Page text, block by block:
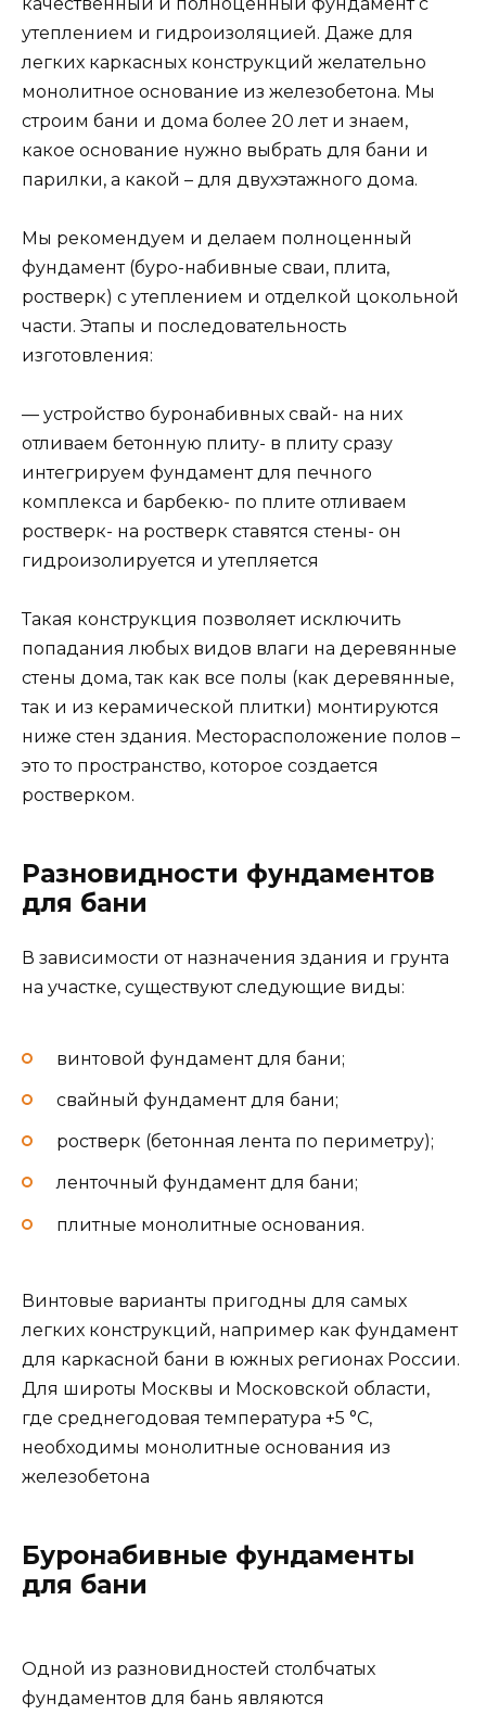
утеплением и гидроизоляцией. Даже для
легких каркасных конструкций желательно
монолитное основание из железобетона. Мы
строим бани и дома более 20 лет и знаем,
какое основание нужно выбрать для бани и
парилки, а какой – для двухэтажного дома.
Мы рекомендуем и делаем полноценный
фундамент (буро-набивные сваи, плита,
ростверк) с утеплением и отделкой цокольной
части. Этапы и последовательность
изготовления:
— устройство буронабивных свай- на них
отливаем бетонную плиту- в плиту сразу
интегрируем фундамент для печного
комплекса и барбекю- по плите отливаем
ростверк- на ростверк ставятся стены- он
гидроизолируется и утепляется
Такая конструкция позволяет исключить
попадания любых видов влаги на деревянные
стены дома, так как все полы (как деревянные,
так и из керамической плитки) монтируются
ниже стен здания. Месторасположение полов –
это то пространство, которое создается
ростверком.
Разновидности фундаментов
для бани
В зависимости от назначения здания и грунта
на участке, существуют следующие виды:
винтовой фундамент для бани;
свайный фундамент для бани;
ростверк (бетонная лента по периметру);
ленточный фундамент для бани;
плитные монолитные основания.
Винтовые варианты пригодны для самых
легких конструкций, например как фундамент
для каркасной бани в южных регионах России.
Для широты Москвы и Московской области,
где среднегодовая температура +5 °С,
необходимы монолитные основания из
железобетона
Буронабивные фундаменты
для бани
Одной из разновидностей столбчатых
фундаментов для бань являются